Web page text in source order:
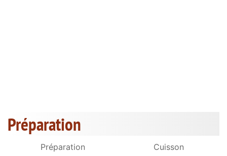
Préparation
Préparation
Cuisson